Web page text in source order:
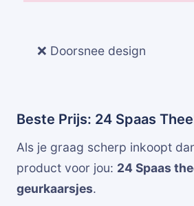
❌ Doorsnee design
Beste Prijs: 24 Spaas
Als je graag scherp inkoopt
product voor jou: 24 Spaas
geurkaarsjes.